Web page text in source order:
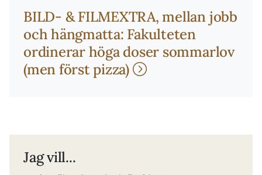
BILD- & FILMEXTRA, mellan jobb
och hängmatta: Fakulteten
ordinerar höga doser sommarlov
(men först pizza)
Jag vill...